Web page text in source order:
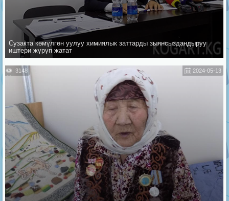
Сузакта көмүлгөн уулуу химиялык заттарды зыянсыздандыруу
иштери жүрүп жатат
2024-05-13
3148